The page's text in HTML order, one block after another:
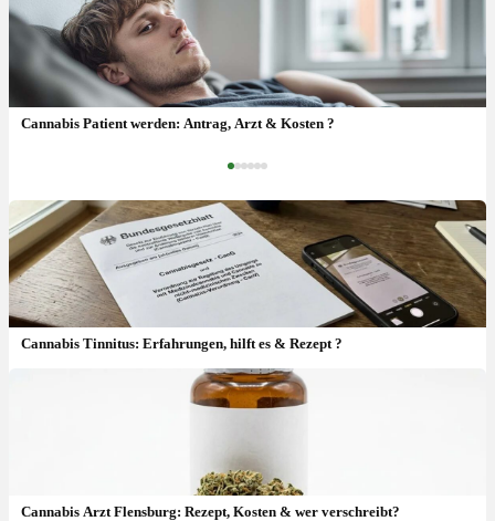
Cannabis Patient werden: Antrag, Arzt & Kosten ?
Cannabis Arzt Moers: Termin & wer verschreibt Cannabis ?
Cannabis Tinnitus: Erfahrungen, hilft es & Rezept ?
Cannabis Arzt Flensburg: Rezept, Kosten & wer verschreibt?